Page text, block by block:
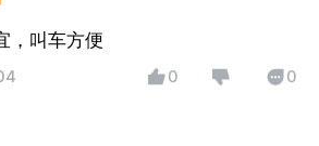
，叫车方便
0 0